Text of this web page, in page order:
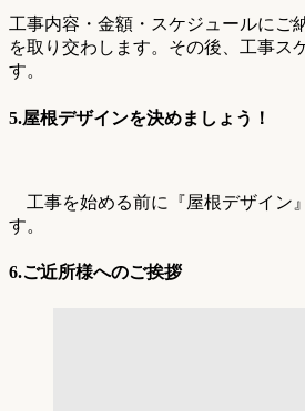
工事内容・金額・スケジュールにご
を取り交わします。その後、工事ス
す。
5.屋根デザインを決めましょう！
工事を始める前に『屋根デザイン
す。
6.ご近所様へのご挨拶